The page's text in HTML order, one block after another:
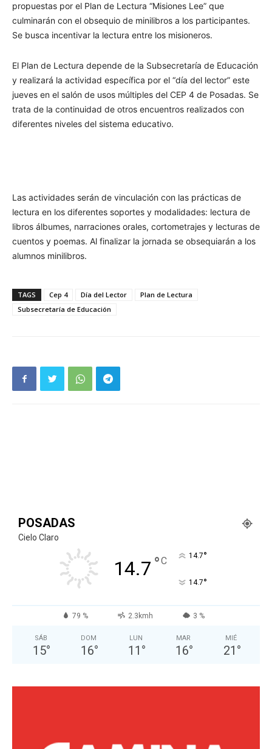
propuestas por el Plan de Lectura “Misiones Lee” que
culminarán con el obsequio de minilibros a los participantes.
Se busca incentivar la lectura entre los misioneros.
El Plan de Lectura depende de la Subsecretaría de Educación
y realizará la actividad específica por el “día del lector” este
jueves en el salón de usos múltiples del CEP 4 de Posadas. Se
trata de la continuidad de otros encuentros realizados con
diferentes niveles del sistema educativo.
Las actividades serán de vinculación con las prácticas de
lectura en los diferentes soportes y modalidades: lectura de
libros álbumes, narraciones orales, cortometrajes y lecturas de
cuentos y poemas. Al finalizar la jornada se obsequiarán a los
alumnos minilibros.
TAGS Cep 4 Día del Lector
Plan de Lectura
Subsecretaría de Educación
POSADAS
Cielo Claro
14.7 °C 14.7°
14.7°
79 % 2.3kmh 3 %
SÁB
15°
DOM
16°
LUN
11 °
MAR
16°
MIÉ
21 °